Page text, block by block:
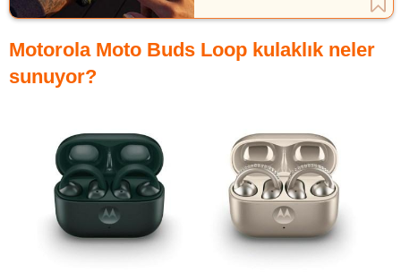
Motorola Moto Buds Loop kulaklık neler
sunuyor?